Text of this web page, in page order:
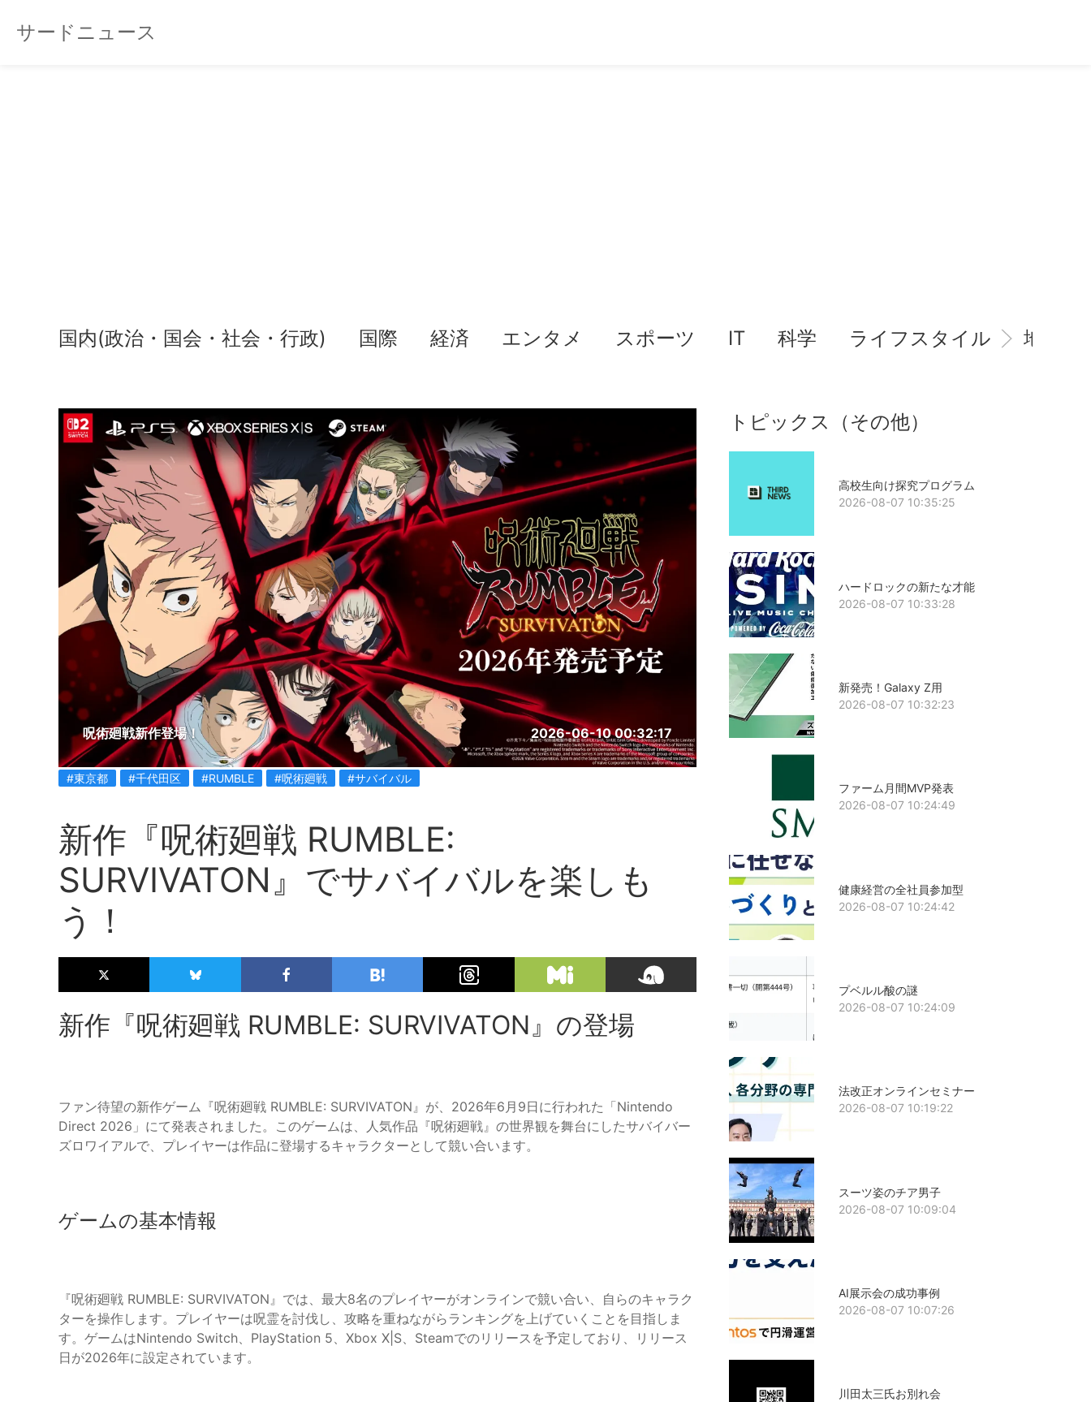
サードニュース
国内(政治・国会・社会・行政) 国際 経済 エンタメ スポーツ IT 科学 ライフスタイル 地域情
呪術廻戦新作登場！ 2026-06-10 00:32:17
#東京都 #千代田区 #RUMBLE #呪術廻戦 #サバイバル
新作『呪術廻戦 RUMBLE:
SURVIVATON』でサバイバルを楽しも
う！
新作『呪術廻戦 RUMBLE: SURVIVATON』の登場
ファン待望の新作ゲーム『呪術廻戦 RUMBLE: SURVIVATON』が、2026年6月9日に行われた「Nintendo
Direct 2026」にて発表されました。このゲームは、人気作品『呪術廻戦』の世界観を舞台にしたサバイバー
ズロワイアルで、プレイヤーは作品に登場するキャラクターとして競い合います。
ゲームの基本情報
『呪術廻戦 RUMBLE: SURVIVATON』では、最大8名のプレイヤーがオンラインで競い合い、自らのキャラク
ターを操作します。プレイヤーは呪霊を討伐し、攻略を重ねながらランキングを上げていくことを目指しま
す。ゲームはNintendo Switch、PlayStation 5、Xbox X|S、Steamでのリリースを予定しており、リリース
日が2026年に設定されています。
トピックス（その他）
高校生向け探究プログラム
2026-08-07 10:35:25
ハードロックの新たな才能
2026-08-07 10:33:28
新発売！Galaxy Z用
2026-08-07 10:32:23
ファーム月間MVP発表
2026-08-07 10:24:49
健康経営の全社員参加型
2026-08-07 10:24:42
プベルル酸の謎
2026-08-07 10:24:09
法改正オンラインセミナー
2026-08-07 10:19:22
スーツ姿のチア男子
2026-08-07 10:09:04
AI展示会の成功事例
2026-08-07 10:07:26
川田太三氏お別れ会